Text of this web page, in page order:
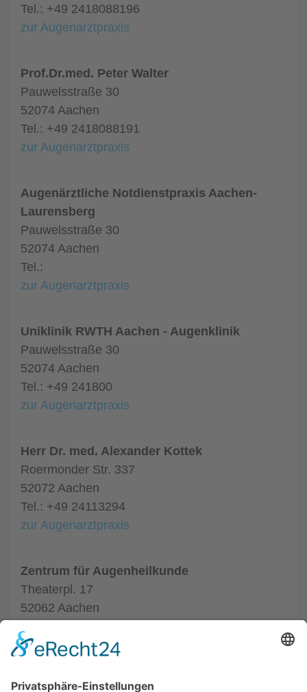
Tel.: +49 2418088196
zur Augenarztpraxis
Prof.Dr.med. Peter Walter
Pauwelsstraße 30
52074 Aachen
Tel.: +49 2418088191
zur Augenarztpraxis
Augenärztliche Notdienstpraxis Aachen-
Laurensberg
Pauwelsstraße 30
52074 Aachen
Tel.:
zur Augenarztpraxis
Uniklinik RWTH Aachen - Augenklinik
Pauwelsstraße 30
52074 Aachen
Tel.: +49 241800
zur Augenarztpraxis
Herr Dr. med. Alexander Kottek
Roermonder Str. 337
52072 Aachen
Tel.: +49 24113294
zur Augenarztpraxis
Zentrum für Augenheilkunde
Theaterpl. 17
52062 Aachen
zur Augenarztpraxis